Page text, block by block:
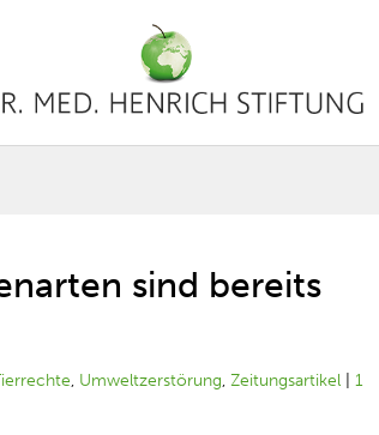
sind bereits
, Umweltzerstörung,Zeitungsartikel |1